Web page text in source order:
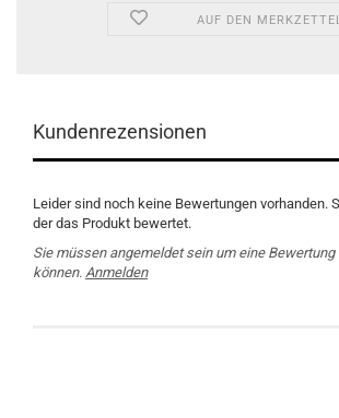
AUF DEN
Kundenrezensionen
Leider sind noch keine Bewertungen vorhanden.
der das Produkt bewertet.
Sie müssen angemeldet sein um eine Bewertung
können. Anmelden